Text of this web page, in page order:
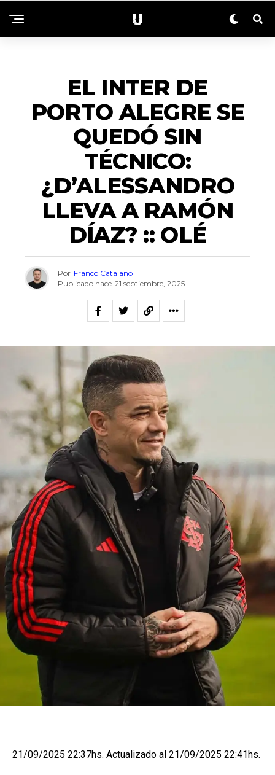
EL INTER DE
PORTO ALEGRE SE
QUEDÓ SIN
TÉCNICO:
¿D’ALESSANDRO
LLEVA A RAMÓN
DÍAZ? :: OLÉ
Por Franco Catalano
Publicado hace 21 septiembre, 2025
21/09/2025 22:37hs. Actualizado al 21/09/2025 22:41hs.